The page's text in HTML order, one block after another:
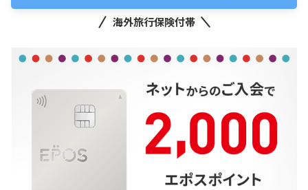
海外旅行保険付帯